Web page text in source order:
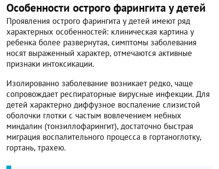
Особенности острого фарингита у детей
Проявления острого фарингита у детей имеют ряд
характерных особенностей: клиническая картина у
ребенка более развернутая, симптомы заболевания
носят выраженный характер, отмечаются активные
признаки интоксикации.
Изолированно заболевание возникает редко, чаще
сопровождает респираторные вирусные инфекции. Для
детей характерно диффузное воспаление слизистой
оболочки глотки с частым вовлечением небных
миндалин (тонзиллофарингит), достаточно быстрая
миграция воспалительного процесса в гортаноглотку,
гортань, трахею.